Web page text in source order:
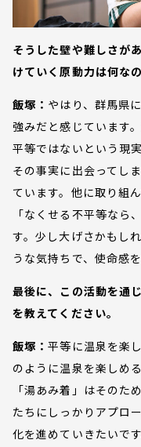
そうした壁や難しさが
けていく原動力は何な
飯塚： やはり、群馬県
強みだと感じています
平等ではないという現
その事実に出会ってし
ています。他に取り組
「なくせる不平等なら
す。少し大げさかもし
うな気持ちで、使命感
最後に、この活動を通
を教えてください。
飯塚：平等に温泉を楽
のように温泉を楽しめ
「湯あみ着」はそのた
たちにしっかりアプロ
化を進めていきたいで